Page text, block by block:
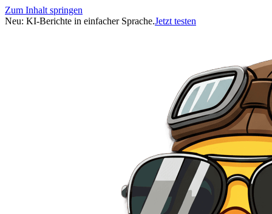
Zum Inhalt springen
Neu: KI-Berichte in einfacher Sprache.Jetzt testen